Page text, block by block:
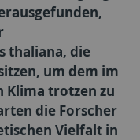
thaliana, die
um dem im
Klima trotzen zu
die Forscher
Vielfalt in